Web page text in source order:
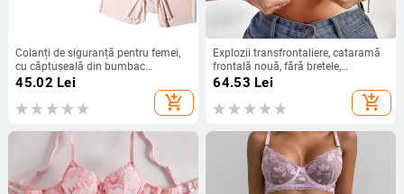
Colanți de siguranță pentru femei,
cu căptușeală din bumbac
antibacterian în zona inghinală,
țesătură din ice silk respirabilă,
uscare rapidă, confort pentru vară
45.02 Lei
add_shopping_cart
Explozii transfrontaliere, cataramă
frontală nouă, fără bretele,
antiderapantă, respirabilă, fără
cusături, lenjerie invisibilă, plus
autocolante pentru piept puternice,
64.53 Lei
add_shopping_cart